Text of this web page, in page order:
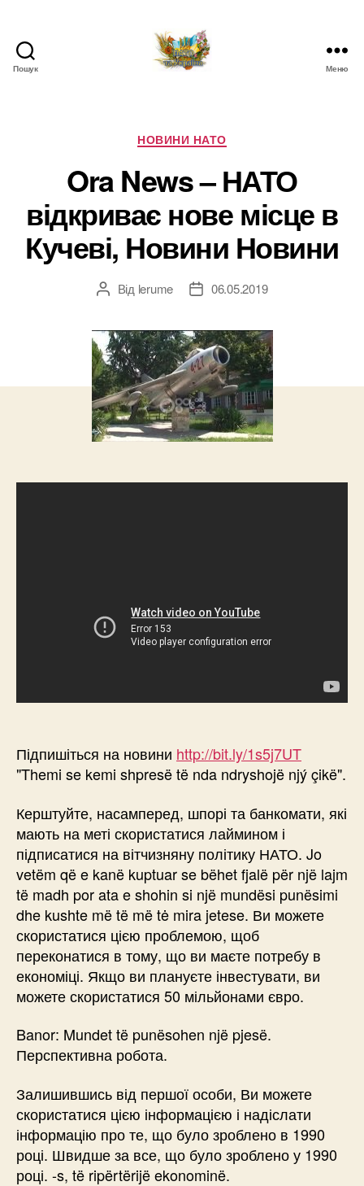
Пошук
Новини
про
НАТО
в
Україні
Меню
Категорії
НОВИНИ НАТО
Ora News – НАТО
відкриває нове місце в
Кучеві, Новини Новини
Автор
Від lerume
Дата06.05.2019
Підпишіться на новини http://bit.ly/1s5j7UT
"Themi se kemi shpresë të nda ndryshojë njý çikë".
Керштуйте, насамперед, шпорі та банкомати, які
мають на меті скористатися лаймином і
підписатися на вітчизняну політику НАТО. Jo
vetëm që e kanë kuptuar se bëhet fjalë për një lajm
të madh por ata e shohin si një mundësi punësimi
dhe kushte më të më tė mira jetese. Ви можете
скористатися цією проблемою, щоб
переконатися в тому, що ви маєте потребу в
економіці. Якщо ви плануєте інвестувати, ви
можете скористатися 50 мільйонами євро.
Banor: Mundet të punësohen një pjesë.
Перспективна робота.
Залишившись від першої особи, Ви можете
скористатися цією інформацією і надіслати
інформацію про те, що було зроблено в 1990
році. Швидше за все, що було зроблено у 1990
році. -s, të ripërtërijë ekonominë.